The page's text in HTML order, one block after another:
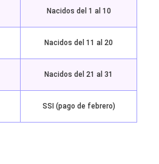
Nacidos del 1 al 10
Nacidos del 11 al 20
Nacidos del 21 al 31
SSI (pago de febrero)